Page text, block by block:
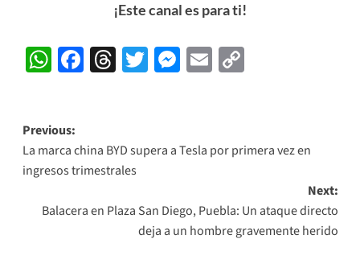
¡Este canal es para ti!
WhatsApp
Facebook
Threads
Twitter
Messenger
EmailCopy
Post
navigation
Previous:
La marca china BYD supera a Tesla por primera vez en
ingresos trimestrales
Next:
Balacera en Plaza San Diego, Puebla: Un ataque directo
deja a un hombre gravemente herido